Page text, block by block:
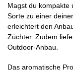
Magst du kompakte
Sorte zu einer
erleichtert den
Züchter. Zudem
Outdoor-Anbau.
Das aromatische